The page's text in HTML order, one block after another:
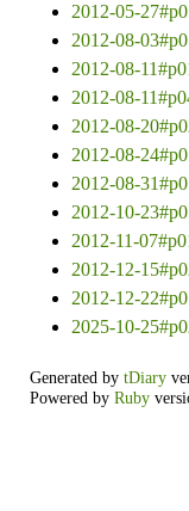
2012-05-
2012-08-
2012-08-
2012-08-
2012-08-
2012-08-
2012-08-
2012-10-
2012-11-
2012-12-
2012-12-
2025-10-
Generated by tDiary
Powered by Ruby